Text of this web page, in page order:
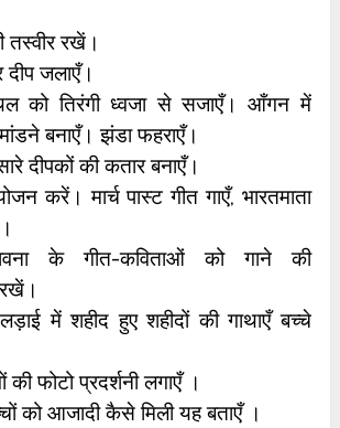
तस्वीर रखें।
दीप जलाएँ।
को तिरंगी ध्वजा से सजाएँ। आँगन में
बनाएँ। झंडा फहराएँ।
दीपकों की कतार बनाएँ।
करें। मार्च पास्ट गीत गाएँ, भारतमाता
के गीत-कविताओं को गाने की
रखें।
में शहीद हुए शहीदों की गाथाएँ बच्चे
फोटो प्रदर्शनी लगाएँ ।
को आजादी कैसे मिली यह बताएँ ।